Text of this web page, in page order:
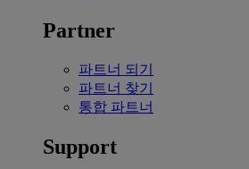
Partner
파트너 되기
파트너 찾기
통합 파트너
Support